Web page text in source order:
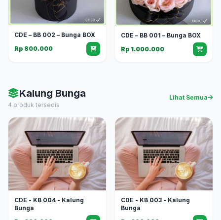
CDE – BB 002 – Bunga BOX
Rp 800.000
CDE – BB 001 – Bunga BOX
Rp 1.000.000
Kalung Bunga
4 produk tersedia
Lihat Semua
CDE - KB 004 - Kalung
Bunga
CDE - KB 003 - Kalung
Bunga